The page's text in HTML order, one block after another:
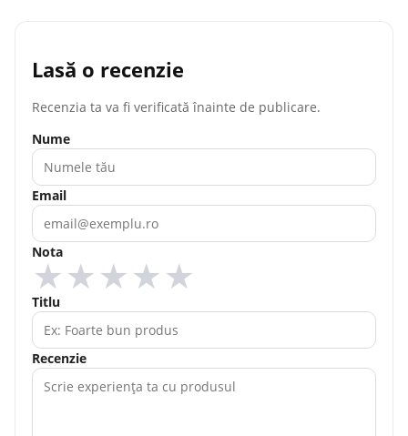
Lasă o recenzie
Recenzia ta va fi verificată înainte de publicare.
Nume
Email
Nota
★
★
★
★
★
Titlu
Recenzie